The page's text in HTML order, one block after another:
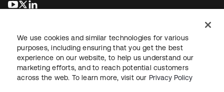
新しいタブで開く
新しいタブで開く
法務プライバシーポリシーサイト利用規約セキュリティ
We use cookies and similar technologies for various
purposes, including ensuring that you get the best
experience on our website, to help us understand our
marketing efforts, and to reach potential customers
across the web. To learn more, visit our Privacy Policy